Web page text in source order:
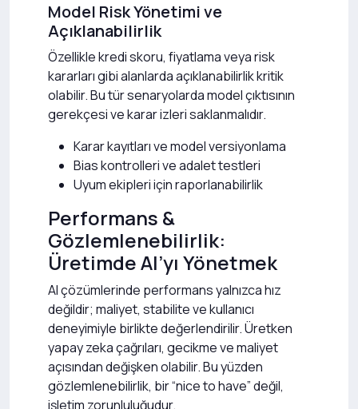
Model Risk Yönetimi ve
Açıklanabilirlik
Özellikle kredi skoru, fiyatlama veya risk
kararları gibi alanlarda açıklanabilirlik kritik
olabilir. Bu tür senaryolarda model çıktısının
gerekçesi ve karar izleri saklanmalıdır.
Karar kayıtları ve model versiyonlama
Bias kontrolleri ve adalet testleri
Uyum ekipleri için raporlanabilirlik
Performans &
Gözlemlenebilirlik:
Üretimde AI’yı Yönetmek
AI çözümlerinde performans yalnızca hız
değildir; maliyet, stabilite ve kullanıcı
deneyimiyle birlikte değerlendirilir. Üretken
yapay zeka çağrıları, gecikme ve maliyet
açısından değişken olabilir. Bu yüzden
gözlemlenebilirlik, bir “nice to have” değil,
işletim zorunluluğudur.